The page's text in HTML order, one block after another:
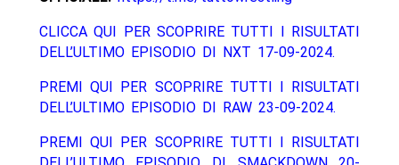
CLICCA QUI PER SCOPRIRE TUTTI I RISULTATI
DELL’ULTIMO EPISODIO DI NXT 17-09-2024.
PREMI QUI PER SCOPRIRE TUTTI I RISULTATI
DELL’ULTIMO EPISODIO DI RAW 23-09-2024.
PREMI QUI PER SCOPRIRE TUTTI I RISULTATI